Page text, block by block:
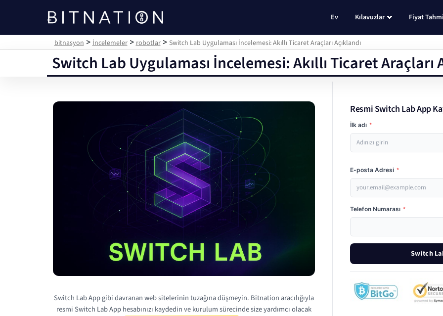
bitnasyon
Ev Kılavuzlar Fiyat
bitnasyon >İncelemeler>robotlar> Switch Lab Uygulaması İncelemesi: Akıllı Ticaret Araçları Açıklandı
Switch Lab Uygulaması İncelemesi: Akıllı Ticaret Araçları
Switch Lab App gibi davranan web sitelerinin tuzağına düşmeyin. Bitnation aracılığıyla
resmi Switch Lab App hesabınızı kaydedin ve kurulum sürecinde size yardımcı olacak
Resmi Switch Lab App
İlk adı *
E-posta Adresi *
Telefon Numarası *
Switch